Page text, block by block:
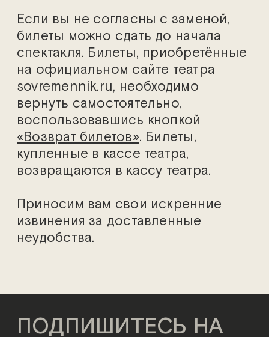
Если вы не согласны с заменой,
билеты можно сдать до начала
спектакля. Билеты, приобретённые
на официальном сайте театра
sovremennik.ru, необходимо
вернуть самостоятельно,
воспользовавшись кнопкой
«Возврат билетов». Билеты,
купленные в кассе театра,
возвращаются в кассу театра.
Приносим вам свои искренние
извинения за доставленные
неудобства.
ПОДПИШИТЕСЬ НА